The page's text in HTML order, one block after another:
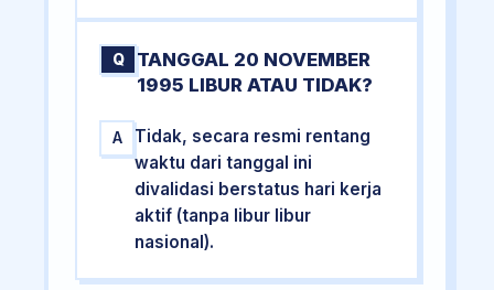
Q
TANGGAL 20 NOVEMBER
1995 LIBUR ATAU TIDAK?
A
Tidak, secara resmi rentang
waktu dari tanggal ini
divalidasi berstatus hari kerja
aktif (tanpa libur libur
nasional).